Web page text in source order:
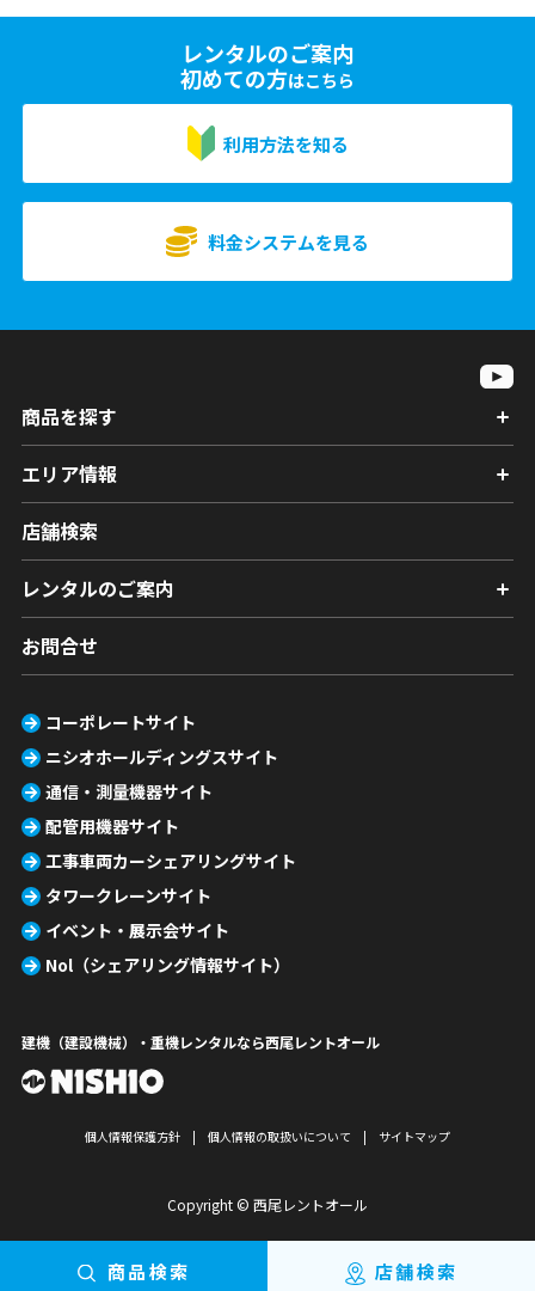
レンタルのご案内
初めての方はこちら
利用方法を知る
料金システムを見る
商品検索 店舗検索
商品を探す
エリア情報
店舗検索
レンタルのご案内
お問合せ
コーポレートサイト
ニシオホールディングスサイト
通信・測量機器サイト
配管用機器サイト
工事車両カーシェアリングサイト
タワークレーンサイト
イベント・展示会サイト
Nol（シェアリング情報サイト）
建機（建設機械）・重機レンタルなら西尾レントオール
個人情報保護方針 個人情報の取扱いについて サイトマップ
Copyright © 西尾レントオール